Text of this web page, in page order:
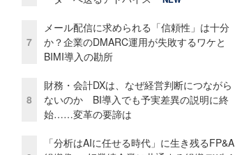
7
メール配信に求められる「信頼性」は十分
か？企業のDMARC運用が失敗するワケと
BIMI導入の勘所
8
財務・会計DXは、なぜ経営判断につながら
ないのか BI導入でも予実差異の説明に終
始……変革の要諦は
「分析はAIに任せる時代」に生き残るFP&A